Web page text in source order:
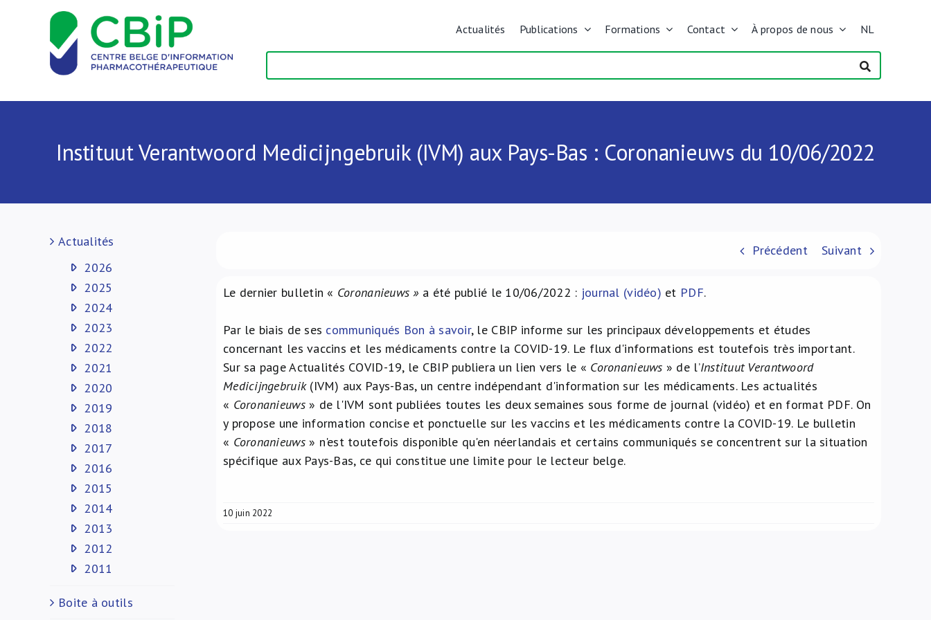
Actualités Publications Formations Contact À propos de nous NL
Instituut Verantwoord Medicijngebruik (IVM) aux Pays-Bas : Coronanieuws du 10/06/2022
Précédent Suivant
Le dernier bulletin « Coronanieuws » a été publié le 10/06/2022 : journal (vidéo) et PDF.
Par le biais de ses communiqués Bon à savoir, le CBIP informe sur les principaux développements et études
concernant les vaccins et les médicaments contre la COVID-19. Le flux d'informations est toutefois très important.
Sur sa page Actualités COVID-19, le CBIP publiera un lien vers le « Coronanieuws » de l’Instituut Verantwoord
Medicijngebruik(IVM) aux Pays-Bas, un centre indépendant d'information sur les médicaments. Les actualités
« Coronanieuws» de l'IVM sont publiées toutes les deux semaines sous forme de journal (vidéo) et en format PDF. On
y propose une information concise et ponctuelle sur les vaccins et les médicaments contre la COVID-19. Le bulletin
« Coronanieuws» n'est toutefois disponible qu'en néerlandais et certains communiqués se concentrent sur la situation
spécifique aux Pays-Bas, ce qui constitue une limite pour le lecteur belge.
10 juin 2022
Actualités
2026
2025
2024
2023
2022
2021
2020
2019
2018
2017
2016
2015
2014
2013
2012
2011
Boite à outils